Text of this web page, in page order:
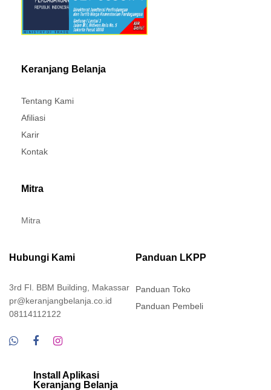
Keranjang Belanja
Tentang Kami
Afiliasi
Karir
Kontak
Mitra
Mitra
Hubungi Kami
3rd Fl. BBM Building, Makassar
pr@keranjangbelanja.co.id
08114112122
Panduan LKPP
Panduan Toko
Panduan Pembeli
Install Aplikasi
Keranjang Belanja